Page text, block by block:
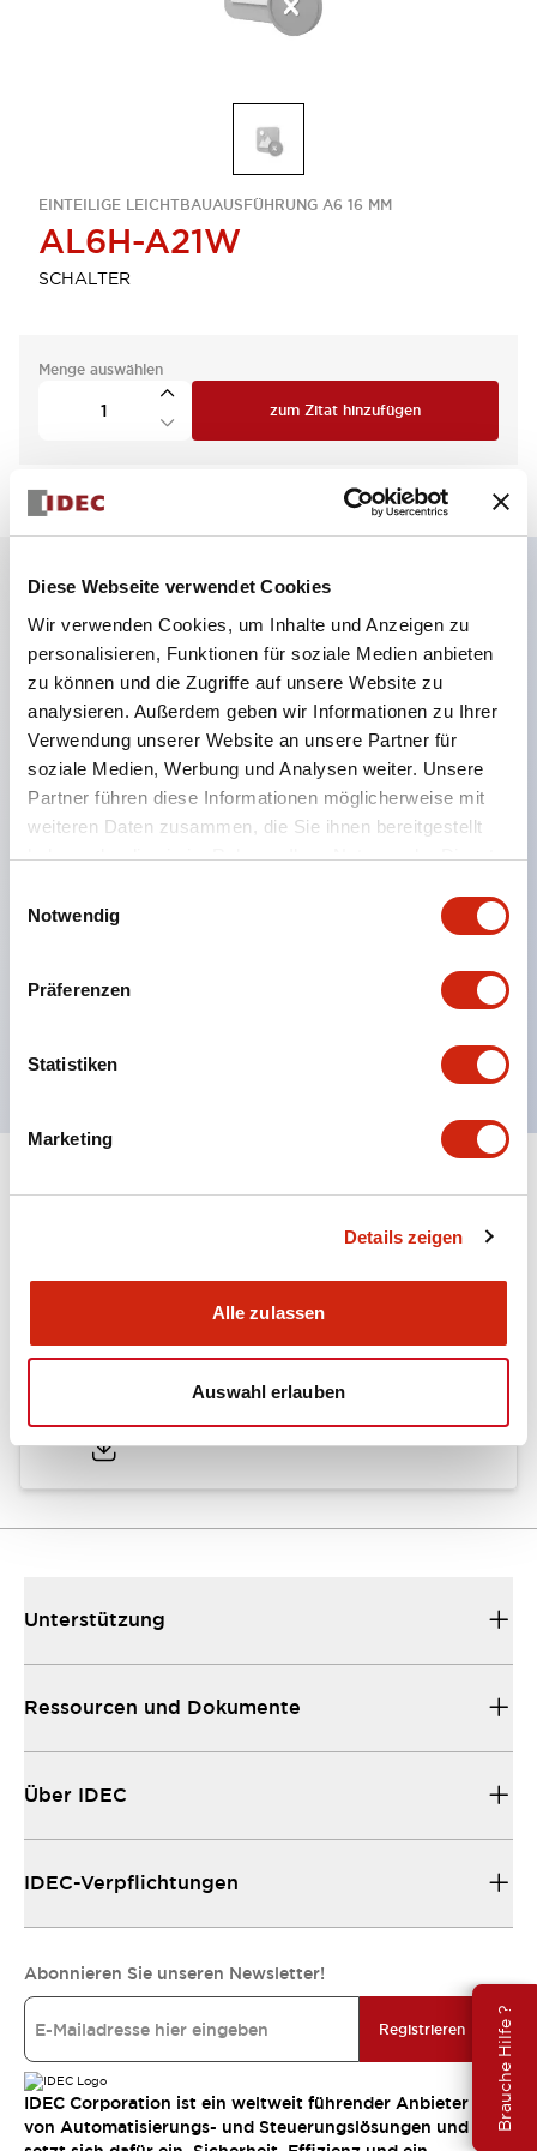
Diese Webseite verwendet Cookies
Wir verwenden Cookies, um Inhalte und Anzeigen zu
personalisieren, Funktionen für soziale Medien anbieten
zu können und die Zugriffe auf unsere Website zu
analysieren. Außerdem geben wir Informationen zu Ihrer
Verwendung unserer Website an unsere Partner für
soziale Medien, Werbung und Analysen weiter. Unsere
Partner führen diese Informationen möglicherweise mit
weiteren Daten zusammen, die Sie ihnen bereitgestellt
haben oder die sie im Rahmen Ihrer Nutzung der Dienste
Notwendig
Präferenzen
Statistiken
Marketing
Details zeigen
Alle zulassen
Auswahl erlauben
Brauche Hilfe ?
EINTEILIGE LEICHTBAUAUSFÜHRUNG A6 16 MM
AL6H-A21W
SCHALTER
Menge auswählen
zum Zitat hinzufügen
Hauptmerkmale
Geeignet für ein breites Anwendungsspektrum
von der Konsumelektronik bis zum FA-Bereich
LED-Beleuchtungseinheit mit integriertem
strombegrenzendem Widerstand und Diode im
LED-Lampenkörper
Schutzarten IP40 und IP65 vollständig verfügbar
UL- und CSA-zertifiziert. Entspricht EN (Europa)
Normen. CCC-zertifiziert (außer Anzeigeleuchten).
Mit speziellem Zubehör leicht auf Φ22 Flash-
Dokumente und Dateien
Kataloge & Broschüren
Unterstützung
Ressourcen und Dokumente
Über IDEC
IDEC-Verpflichtungen
Abonnieren Sie unseren Newsletter!
Registrieren
IDEC Corporation ist ein weltweit führender Anbieter
von Automatisierungs- und Steuerungslösungen und